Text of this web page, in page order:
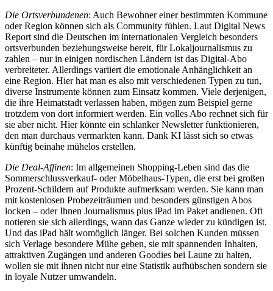
Die Ortsverbundenen: Auch Bewohner einer bestimmten Kommune
oder Region können sich als Community fühlen. Laut Digital News
Report sind die Deutschen im internationalen Vergleich besonders
ortsverbunden beziehungsweise bereit, für Lokaljournalismus zu
zahlen – nur in einigen nordischen Ländern ist das Digital-Abo
verbreiteter. Allerdings variiert die emotionale Anhänglichkeit an
eine Region. Hier hat man es also mit verschiedenen Typen zu tun,
diverse Instrumente können zum Einsatz kommen. Viele derjenigen,
die ihre Heimatstadt verlassen haben, mögen zum Beispiel gerne
trotzdem von dort informiert werden. Ein volles Abo rechnet sich für
sie aber nicht. Hier könnte ein schlanker Newsletter funktionieren,
den man durchaus vermarkten kann. Dank KI lässt sich so etwas
künftig beinahe mühelos erstellen.
Die Deal-Affinen: Im allgemeinen Shopping-Leben sind das die
Sommerschlussverkauf- oder Möbelhaus-Typen, die erst bei großen
Prozent-Schildern auf Produkte aufmerksam werden. Sie kann man
mit kostenlosen Probezeiträumen und besonders günstigen Abos
locken – oder Ihnen Journalismus plus iPad im Paket andienen. Oft
notieren sie sich allerdings, wann das Ganze wieder zu kündigen ist.
Und das iPad hält womöglich länger. Bei solchen Kunden müssen
sich Verlage besondere Mühe geben, sie mit spannenden Inhalten,
attraktiven Zugängen und anderen Goodies bei Laune zu halten,
wollen sie mit ihnen nicht nur eine Statistik aufhübschen sondern sie
in loyale Nutzer umwandeln.